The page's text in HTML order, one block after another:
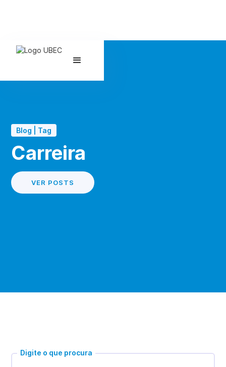
Blog | Tag
Carreira
VER POSTS
Digite o que procura